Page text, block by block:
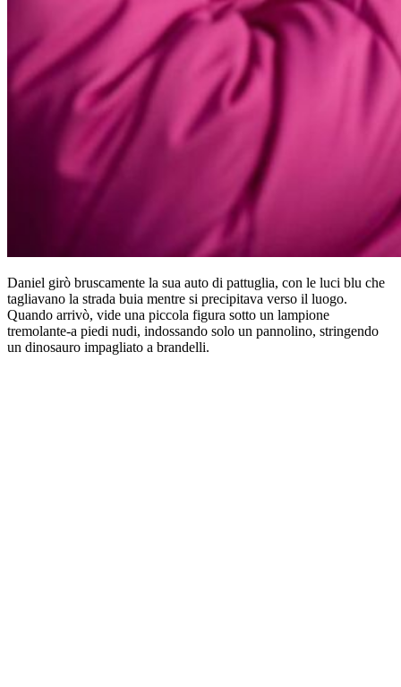
Daniel girò bruscamente la sua auto di pattuglia, con le luci blu che
tagliavano la strada buia mentre si precipitava verso il luogo.
Quando arrivò, vide una piccola figura sotto un lampione
tremolante-a piedi nudi, indossando solo un pannolino, stringendo
un dinosauro impagliato a brandelli.